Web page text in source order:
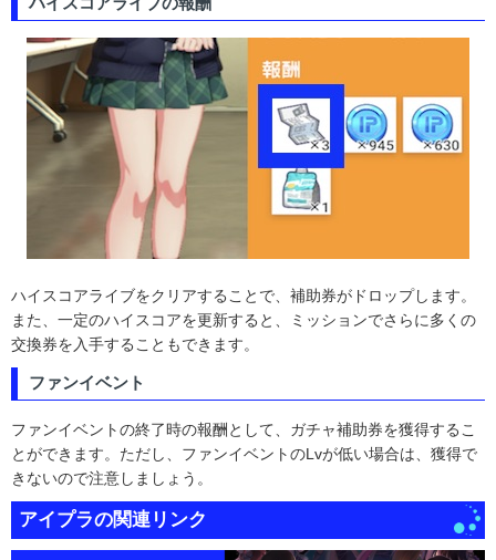
ハイスコアライブをクリアすることで、補助券がドロップします。
また、一定のハイスコアを更新すると、ミッションでさらに多くの
交換券を入手することもできます。
ファンイベント
ファンイベントの終了時の報酬として、ガチャ補助券を獲得するこ
とができます。ただし、ファンイベントのLvが低い場合は、獲得で
きないので注意しましょう。
アイプラの関連リンク